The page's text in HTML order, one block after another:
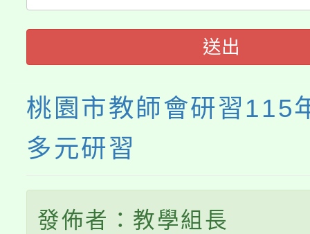
義教育推展貢獻獎」
送出
桃園市教師會研習115
多元研習
發佈者：教學組長